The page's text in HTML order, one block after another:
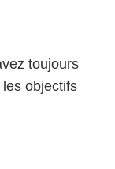
toujours
objectifs